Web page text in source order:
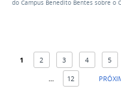
do Campus Benedito Bentes sobre o
1 2 3 4 5
12